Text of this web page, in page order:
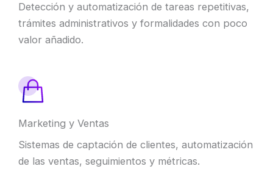
Detección y automatización de tareas repetitivas,
trámites administrativos y formalidades con poco
valor añadido.
Marketing y Ventas
Sistemas de captación de clientes, automatización
de las ventas, seguimientos y métricas.